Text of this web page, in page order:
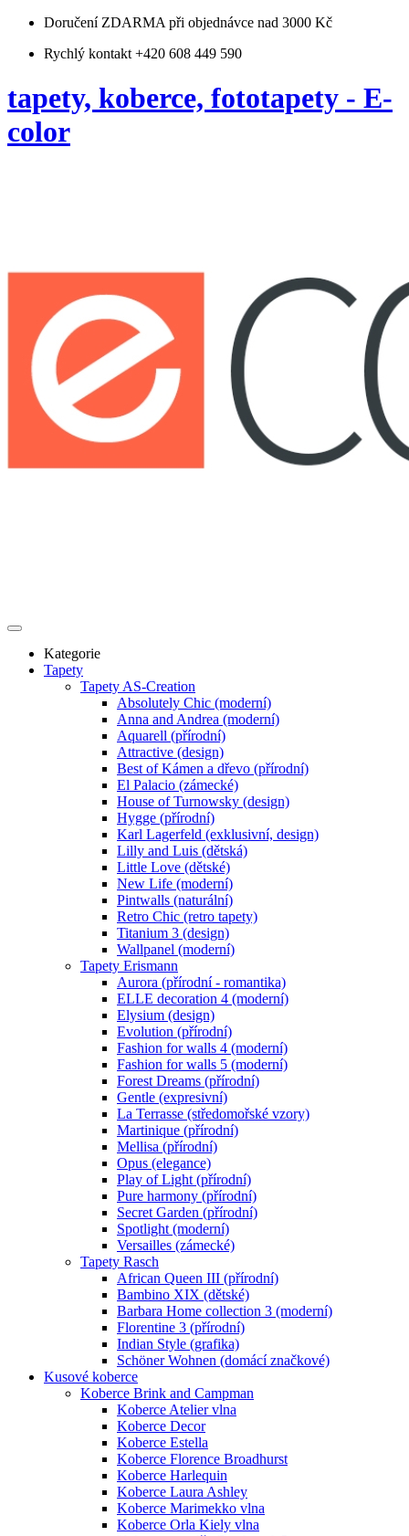
Doručení ZDARMA při objednávce nad 3000 Kč
Rychlý kontakt +420 608 449 590
tapety, koberce, fototapety - E-
color
Kategorie
Tapety
Tapety AS-Creation
Absolutely Chic (moderní)
Anna and Andrea (moderní)
Aquarell (přírodní)
Attractive (design)
Best of Kámen a dřevo (přírodní)
El Palacio (zámecké)
House of Turnowsky (design)
Hygge (přírodní)
Karl Lagerfeld (exklusivní, design)
Lilly and Luis (dětská)
Little Love (dětské)
New Life (moderní)
Pintwalls (naturální)
Retro Chic (retro tapety)
Titanium 3 (design)
Wallpanel (moderní)
Tapety Erismann
Aurora (přírodní - romantika)
ELLE decoration 4 (moderní)
Elysium (design)
Evolution (přírodní)
Fashion for walls 4 (moderní)
Fashion for walls 5 (moderní)
Forest Dreams (přírodní)
Gentle (expresivní)
La Terrasse (středomořské vzory)
Martinique (přírodní)
Mellisa (přírodní)
Opus (elegance)
Play of Light (přírodní)
Pure harmony (přírodní)
Secret Garden (přírodní)
Spotlight (moderní)
Versailles (zámecké)
Tapety Rasch
African Queen III (přírodní)
Bambino XIX (dětské)
Barbara Home collection 3 (moderní)
Florentine 3 (přírodní)
Indian Style (grafika)
Schöner Wohnen (domácí značkové)
Kusové koberce
Koberce Brink and Campman
Koberce Atelier vlna
Koberce Decor
Koberce Estella
Koberce Florence Broadhurst
Koberce Harlequin
Koberce Laura Ashley
Koberce Marimekko vlna
Koberce Orla Kiely vlna